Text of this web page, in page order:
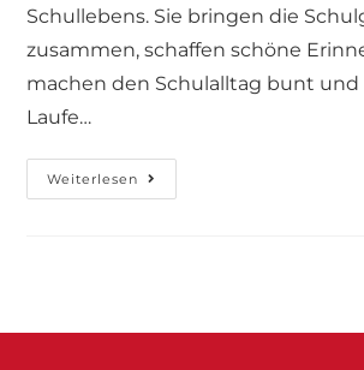
Schullebens. Sie bringen die
zusammen, schaffen schöne
machen den Schulalltag bunt und
Laufe…
Weiterlesen